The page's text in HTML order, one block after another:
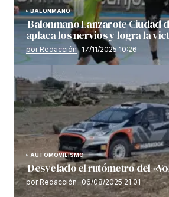
BALONMANO
Balonmano Lanzarote Ciudad
aplaca los nervios y logra la
por Redacción 17/11/2025 10:26
AUTOMOVILISMO
Desvelado el rutómetro del
por Redacción 06/08/2025 21:01